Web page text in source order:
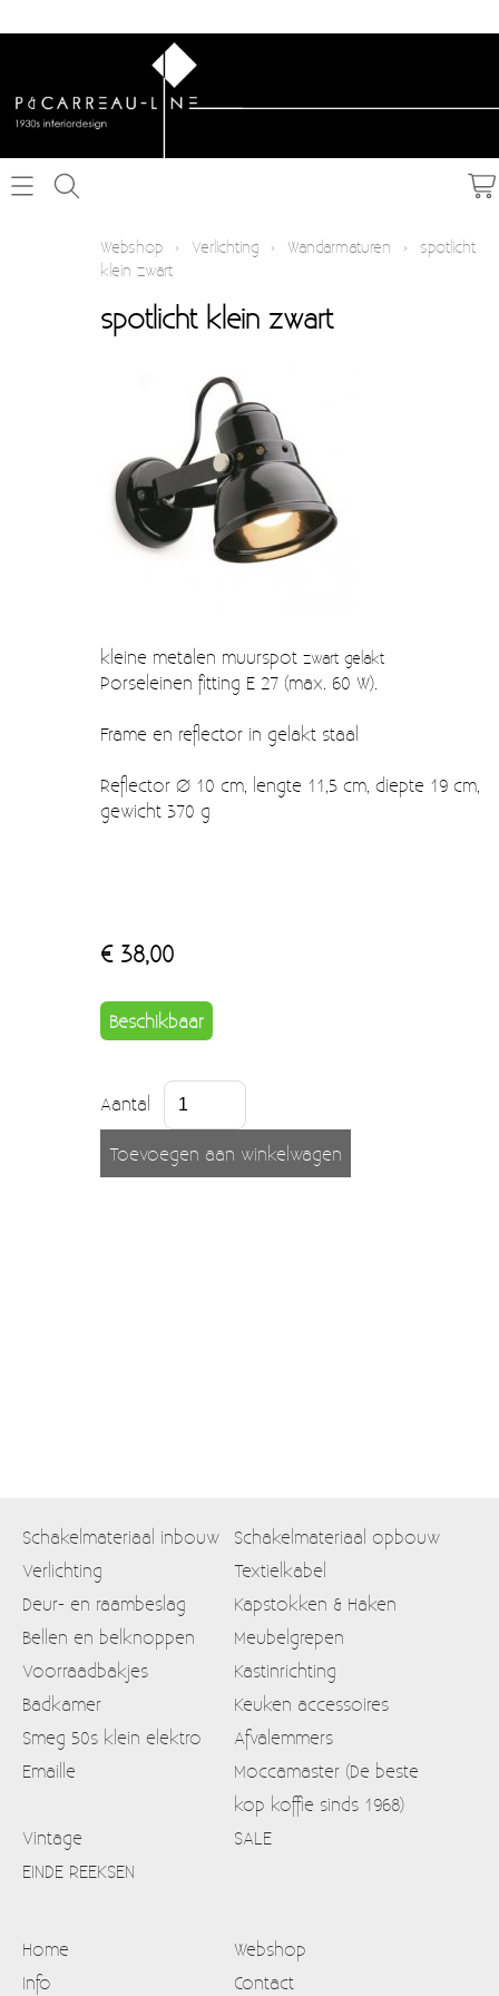
Schakelmateriaal inbouw
Schakelmateriaal opbouw
Textielkabel
Deur- en raambeslag
Meubelgrepen
Voorraadbakjes
Kastinrichting
Badkamer
Keuken accessoires
Moccamaster (De beste kop koffie sinds 1968)
EINDE REEKSEN
Verzendkosten
Webshop › Verlichting › Wandarmaturen › spotlicht
klein zwart
spotlicht klein zwart
kleine metalen muurspot zwart gelakt
Porseleinen fitting E 27 (max. 60 W).
Frame en reflector in gelakt staal
Reflector Ø 10 cm, lengte 11,5 cm, diepte 19 cm,
gewicht 370 g
€ 38,00
Beschikbaar
Aantal
Schakelmateriaal inbouw
Schakelmateriaal opbouw
Verlichting
Textielkabel
Deur- en raambeslag
Kapstokken & Haken
Bellen en belknoppen
Meubelgrepen
Voorraadbakjes
Kastinrichting
Badkamer
Keuken accessoires
Smeg 50s klein elektro
Afvalemmers
Emaille
Moccamaster (De beste
kop koffie sinds 1968)
Vintage
SALE
EINDE REEKSEN
Home
Webshop
Info
Contact